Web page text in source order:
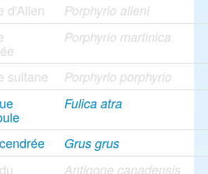
d'Allen Porphyrio alleni
Porphyrio martinica
sultane Porphyrio porphyrio
Fulica atra
Grus grus
Antigone canadensis